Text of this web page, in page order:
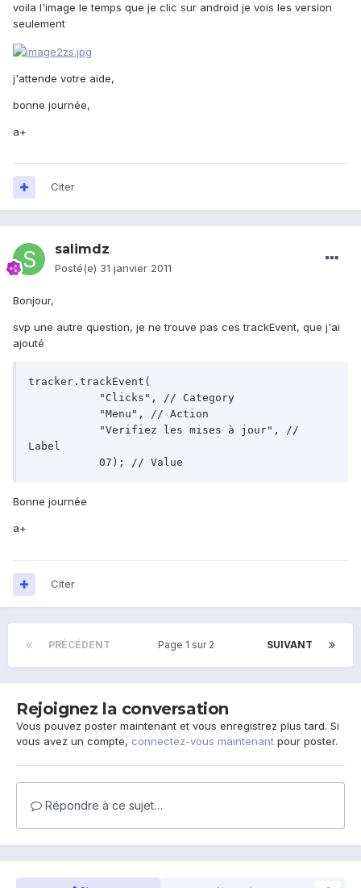
voila l'image le temps que je clic sur android je vois les version
seulement
j'attende votre aide,
bonne journée,
a+
Citer
salimdz
Posté(e) 31 janvier 2011
Bonjour,
svp une autre question, je ne trouve pas ces trackEvent, que j'ai
ajouté
tracker.trackEvent(
Label
Bonne journée
a+
Citer
PRÉCÉDENT SUIVANT
Page 1 sur 2
Rejoignez la conversation
Vous pouvez poster maintenant et vous enregistrez plus tard. Si
vous avez un compte, connectez-vous maintenant pour poster.
Répondre à ce sujet…